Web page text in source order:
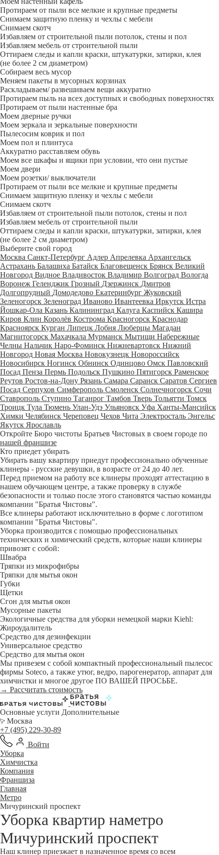
Протираем от пыли все мелкие и крупные предметы
Снимаем защитную пленку и чехлы с мебели
Снимаем скотч
Избавляем от строительной пыли потолок, стены и пол
Избавляем мебель от строительной пыли
Оттираем следы и капли краски, штукатурки, затирки, клея
(не более 2 см диаметром)
Собираем весь мусор
Меняем пакеты в мусорных корзинах
Раскладываем/ развешиваем вещи аккуратно
Протираем пыль на всех доступных и свободных поверхностях
Протираем от пыли настенные бра
Моем дверные ручки
Моем зеркала и зеркальные поверхности
Пылесосим коврик и пол
Моем пол и плинтуса
Аккуратно расставляем обувь
Моем все шкафы и ящики при условии, что они пустые
Моем двери
Моем розетки/ выключатели
Протираем от пыли все мелкие и крупные предметы
Снимаем защитную пленку и чехлы с мебели
Снимаем скотч
Избавляем от строительной пыли потолок, стены и пол
Избавляем мебель от строительной пыли
Оттираем следы и капли краски, штукатурки, затирки, клея
(не более 2 см диаметром)
Выберите свой город
Москва Санкт-Петербург Адлер Апрелевка Архангельск
Астрахань Балашиха Батайск Благовещенск Брянск Великий
Новгород Видное Владивосток Владимир Волгоград Вологда
Воронеж Геленджик Грозный Дзержинск Дмитров
Долгопрудный Домодедово Екатеринбург Жуковский
Зеленогорск Зеленоград Иваново Ивантеевка Иркутск Истра
Йошкар-Ола Казань Калининград Калуга Каспийск Кашира
Киров Клин Королёв Кострома Красногорск Краснодар
Красноярск Курган Липецк Лобня Люберцы Магадан
Магнитогорск Махачкала Мурманск Мытищи Набережные
Челны Нальчик Наро-Фоминск Нижневартовск Нижний
Новгород Новая Москва Новокузнецк Новороссийск
Новосибирск Ногинск Обнинск Одинцово Омск Павловский
Посад Пенза Пермь Подольск Пушкино Пятигорск Раменское
Реутов Ростов-на-Дону Рязань Самара Саранск Саратов Сергиев
Посад Серпухов Симферополь Смоленск Солнечногорск Сочи
Ставрополь Ступино Таганрог Тамбов Тверь Тольятти Томск
Троицк Тула Тюмень Улан-Удэ Ульяновск Уфа Ханты-Мансийск
Химки Челябинск Череповец Чехов Чита Электросталь Энгельс
Якутск Ярославль
Откройте Бюро чистоты Братьев Чистовых в своем городе по
нашей франшизе
Кто приедет убирать
Убирать вашу квартиру приедут профессионально обученные
клинеры - русские девушки, в возрасте от 24 до 40 лет.
Перед приемом на работу все клинеры проходят аттестацию в
нашем обучающем центре, а также проверку в службе
безопасности и только после этого становятся частью команды
компании "Братья Чистовы".
Все клинеры работают исключительно в форме с логотипом
компании "Братья Чистовы".
Уборка производится с помощью профессиональных
технических и химический средств, которые наши клинеры
привозят с собой:
Швабра
Тряпки из микрофибры
Тряпки для мытья окон
Губки
Щетки
Сгон для мытья окон
Мусорные пакеты
Экологичные средства для уборки немецкой марки Kiehl:
Жироудалитель
Средство для дезинфекции
Универсальное средство
Средство для мытья окон
Мы привезем с собой компактный профессиональный пылесос
фирмы Soteco, а также утюг, ведро, парогенератор, аппарат для
химчистки и многое другое ПО ВАШЕЙ ПРОСЬБЕ.
→ Рассчитать стоимость
Основные услуги Дополнительные
Москва
+7 (495) 229-30-89
Войти
Уборка
Химчистка
Компания
Франшиза
Главная
Метро
Мичуринский проспект
Уборка квартир наметро
Мичуринский проспект
Наш клинер приезжает в назначенное время со всем